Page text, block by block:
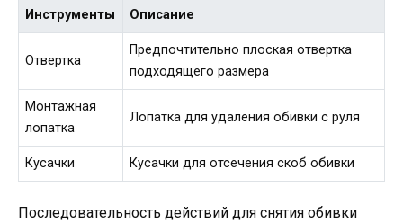
Инструменты Описание
Отвертка
Предпочтительно плоская отвертка
подходящего размера
Монтажная
лопатка
Лопатка для удаления обивки с руля
Кусачки Кусачки для отсечения скоб обивки
Последовательность действий для снятия обивки